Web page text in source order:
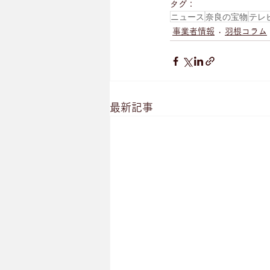
タグ：
ニュース 奈良の宝物 テレ
事業者情報 羽根コラム
最新記事